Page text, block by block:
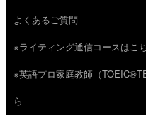
ン
ツ
へ
ス
よくあるご質問
※ライティング通信コースはこ
※英語プロ家庭教師（
ら